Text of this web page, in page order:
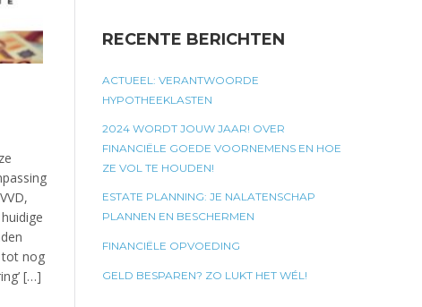
tot nog
[…]
RECENTE BERICHTEN
ACTUEEL: VERANTWOORDE
HYPOTHEEKLASTEN
2024 WORDT JOUW JAAR! OVER
FINANCIËLE GOEDE VOORNEMENS EN HOE
ZE VOL TE HOUDEN!
ESTATE PLANNING: JE NALATENSCHAP
PLANNEN EN BESCHERMEN
FINANCIËLE OPVOEDING
GELD BESPAREN? ZO LUKT HET WÉL!